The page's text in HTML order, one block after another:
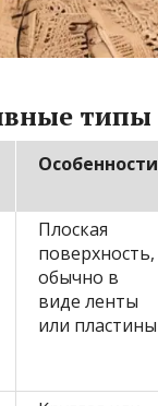
типы
Особенности
Плоская
поверхность,
обычно в
виде ленты
или пластины